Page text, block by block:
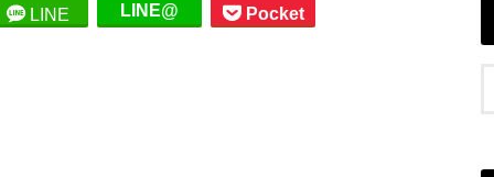
LINE LINE@ Pocket